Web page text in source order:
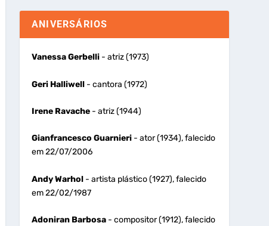
ANIVERSÁRIOS
Vanessa Gerbelli- atriz (1973)
Geri Halliwell- cantora (1972)
Irene Ravache- atriz (1944)
Gianfrancesco Guarnieri- ator (1934), falecido
em 22/07/2006
Andy Warhol- artista plástico (1927), falecido
em 22/02/1987
Adoniran Barbosa- compositor (1912), falecido